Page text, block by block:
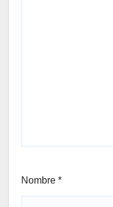
Nombre *